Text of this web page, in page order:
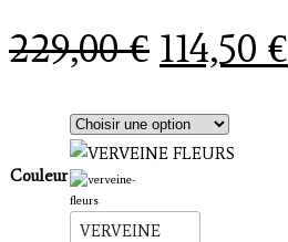
229,00€ Le
initial
était :
229,00 €.
114,50 €
Couleur
VERVEINE